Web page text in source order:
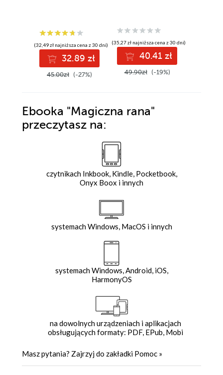
(32,49 zł najniższa cena z 30 dni)
32.89 zł
45.00zł (-27%)
(35,27 zł najniższa cena z 30 dni)
40.41 zł
49.90zł (-19%)
Ebooka "Magiczna rana"
przeczytasz na:
czytnikach Inkbook, Kindle, Pocketbook,
Onyx Boox i innych
systemach Windows, MacOS i innych
systemach Windows, Android, iOS,
HarmonyOS
na dowolnych urządzeniach i aplikacjach
obsługujących formaty: PDF, EPub, Mobi
Masz pytania? Zajrzyj do zakładki Pomoc »